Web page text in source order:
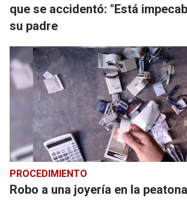
que se accidentó: "Está
su padre
PROCEDIMIENTO
Robo a una joyería en la